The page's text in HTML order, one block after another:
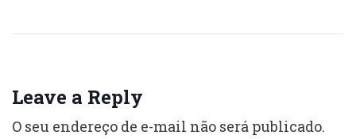
Leave a Reply
O seu endereço de e-mail não será publicado.